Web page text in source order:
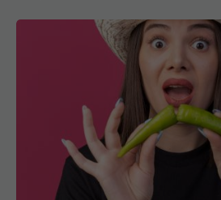
Cum se mănâncă mâncarea
Dumitrescu, truc
01 ian 2026, 18:05